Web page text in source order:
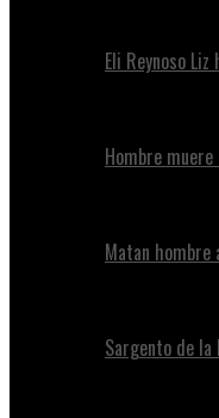
Eli Reynoso
Hombre
Matan
Sargento de la